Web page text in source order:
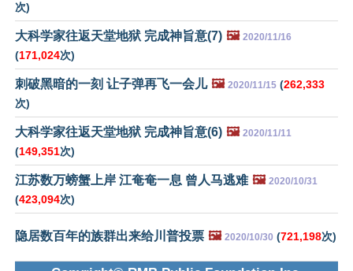
次)
大科学家往返天堂地狱 完成神旨意(7) 🖼️ 2020/11/16
(171,024次)
刺破黑暗的一刻 让子弹再飞一会儿 🖼️ 2020/11/15 (262,333
次)
大科学家往返天堂地狱 完成神旨意(6) 🖼️ 2020/11/11
(149,351次)
江苏数万螃蟹上岸 江奄奄一息 曾人马逃难 🖼️ 2020/10/31
(423,094次)
隐居数百年的族群出来给川普投票 🖼️ 2020/10/30 (721,198次)